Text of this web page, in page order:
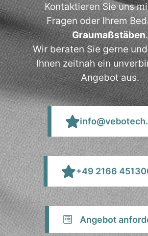
Kontaktieren Sie uns
Fragen oder Ihrem
Graumaßstäben.
Wir beraten Sie gerne
Ihnen zeitnah ein
Angebot aus.
+49 2166
Angebot